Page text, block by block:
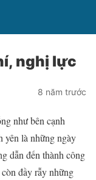
nghị lực
8 năm trước
như bên cạnh
yên là những ngày
dẫn đến thành công
đầy rẫy những